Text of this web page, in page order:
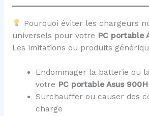
Pourquoi éviter les chargeurs
universels pour votre PC portable
Les imitations ou produits
Endommager la batterie ou
votre PC portable Asus
Surchauffer ou causer des
charge